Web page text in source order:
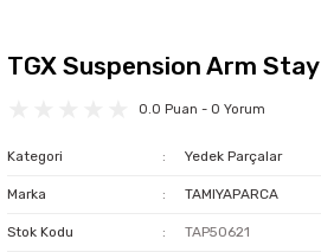
TGX Suspension Arm Stay
0.0 Puan - 0 Yorum
Kategori Yedek Parçalar
Marka TAMIYAPARCA
Stok Kodu TAP50621